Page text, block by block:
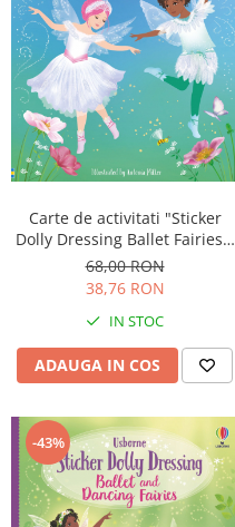
Carte de activitati "Sticker
Dolly Dressing Ballet Fairies",
format A4, Usborne
68,00 RON
38,76 RON
IN STOC
ADAUGA IN COS
-43%